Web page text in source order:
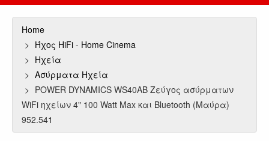
Home
Ήχος HiFi - Home Cinema
Ηχεία
Ασύρματα Ηχεία
POWER DYNAMICS WS40AB Ζεύγος ασύρματων
WiFi ηχείων 4" 100 Watt Max και Bluetooth (Μαύρα)
952.541